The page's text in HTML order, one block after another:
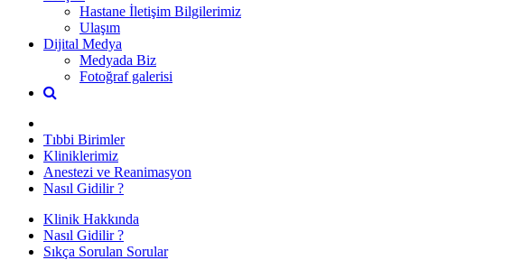
Hastane İletişim Bilgilerimiz
Ulaşım
Dijital Medya
Medyada Biz
Fotoğraf galerisi
Tıbbi Birimler
Kliniklerimiz
Anestezi ve Reanimasyon
Nasıl Gidilir ?
Klinik Hakkında
Nasıl Gidilir ?
Sıkça Sorulan Sorular